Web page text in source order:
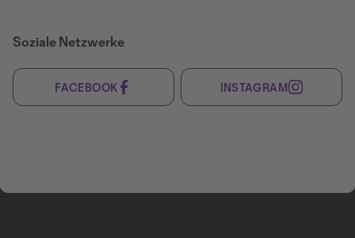
Soziale Netzwerke
FACEBOOK INSTAGRAM